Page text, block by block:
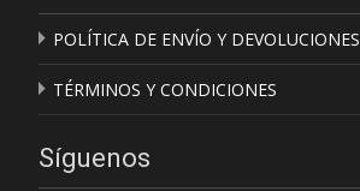
POLÍTICA DE ENVÍO Y DEVOLUCIONES
TÉRMINOS Y CONDICIONES
Síguenos